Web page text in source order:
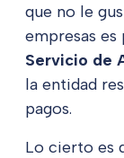
que no le
empresas es
Servicio de
la entidad
pagos.
Lo cierto es